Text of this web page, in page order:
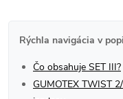
Rýchla navigácia v
Čo obsahuje SET III?
GUMOTEX TWIST